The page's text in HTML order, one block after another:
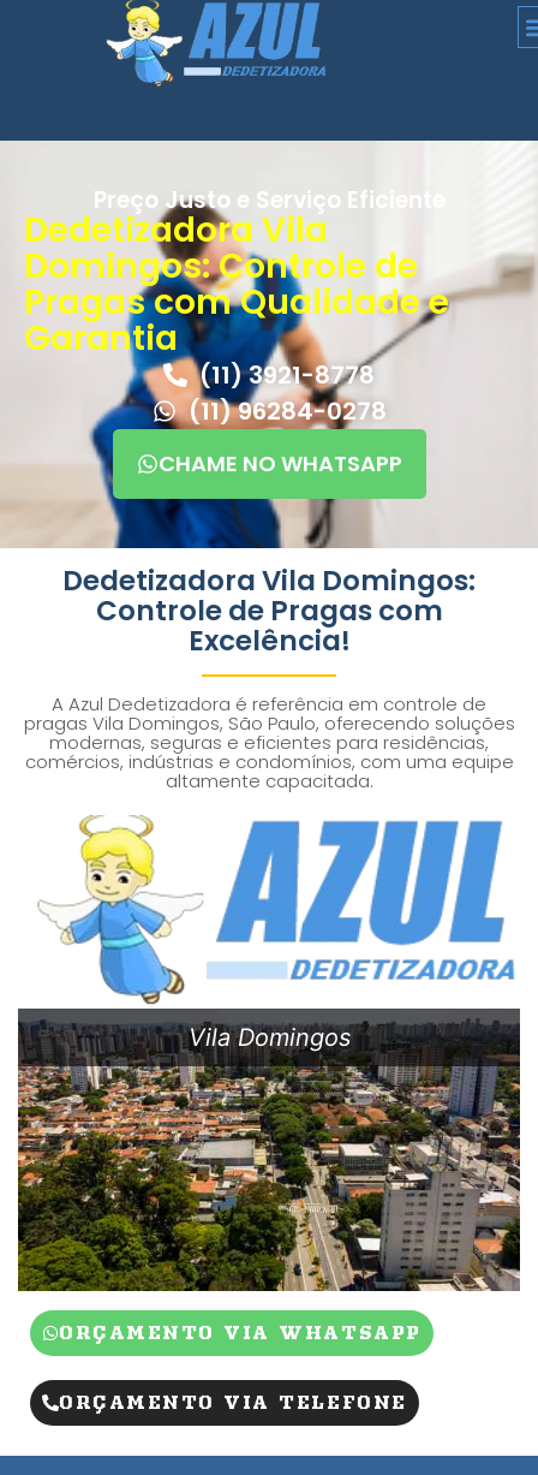
Preço Justo e Serviço Eficiente
Dedetizadora Vila
Domingos: Controle de
Pragas com Qualidade e
Garantia
(11) 3921-8778
(11) 96284-0278
CHAME NO WHATSAPP
Dedetizadora Vila Domingos:
Controle de Pragas com
Excelência!
A Azul Dedetizadora é referência em controle de
pragas Vila Domingos, São Paulo, oferecendo soluções
modernas, seguras e eficientes para residências,
comércios, indústrias e condomínios, com uma equipe
altamente capacitada.
Vila Domingos
ORÇAMENTO VIA WHATSAPP
ORÇAMENTO VIA TELEFONE